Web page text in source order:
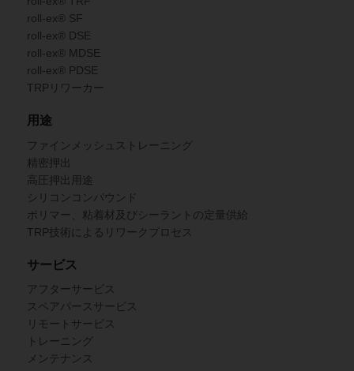
roll-ex® SF
roll-ex® DSE
roll-ex® MDSE
roll-ex® PDSE
TRPリワーカー
用途
ファインメッシュストレーニング
精密押出
高圧押出用途
シリコンコンパウンド
ポリマー、粘着材及びシーラントの定量供給
TRP技術によるリワークプロセス
サービス
アフターサービス
スペアパースサービス
リモートサービス
トレーニング
メンテナンス